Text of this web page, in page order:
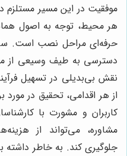
موفقیت در این مسیر
هر محیط، توجه به اصول
حرفه‌ای مراحل نصب است.
دسترسی به طیف وسیعی از
نقش بی‌بدیلی در تسهیل
از هر اقدامی، تحقیق در مورد
کاربران و مشورت با
مشاوره، می‌تواند از
جلوگیری کند. به خاطر داشته